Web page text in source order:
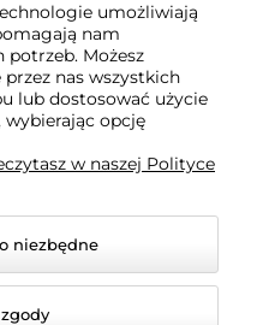
umożliwiają
nam
Możesz
nas wszystkich
lub dostosować użycie
opcję
w naszej Polityce
niezbędne